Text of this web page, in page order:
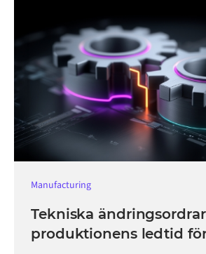
Manufacturing
Tekniska
produktionens ledtid